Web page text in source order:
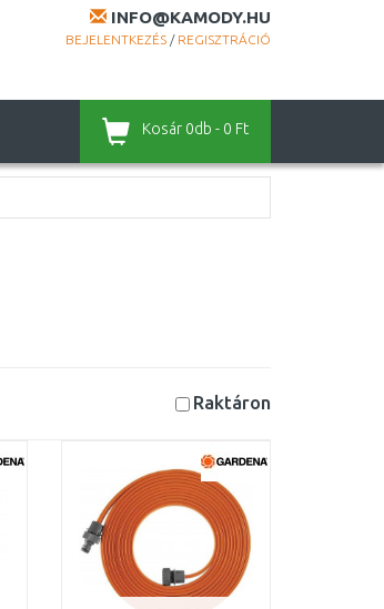
INFO@KAMODY.HU
BEJELENTKEZÉS / REGISZTRÁCIÓ
Kosár 0db - 0 Ft
Raktáron